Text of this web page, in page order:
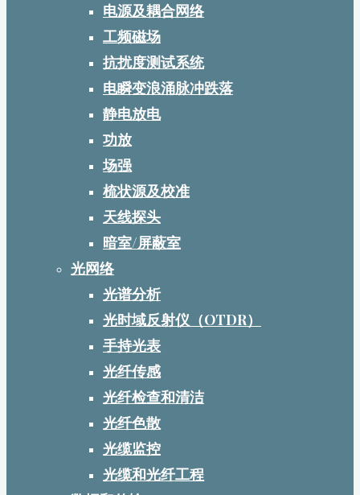
电源及耦合网络
工频磁场
抗扰度测试系统
电瞬变浪涌脉冲跌落
静电放电
功放
场强
梳状源及校准
天线探头
暗室/屏蔽室
光网络
光谱分析
光时域反射仪（OTDR）
手持光表
光纤传感
光纤检查和清洁
光纤色散
光缆监控
光缆和光纤工程